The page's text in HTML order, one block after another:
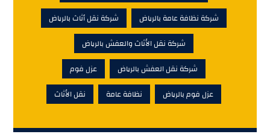
شركة نظافة عامة بالرياض
شركة نقل أثاث بالرياض
شركة نقل الأثاث والعفش بالرياض
شركة نقل العفش بالرياض
عزل فوم
عزل فوم بالرياض
نظافة عامة نقل الأثاث